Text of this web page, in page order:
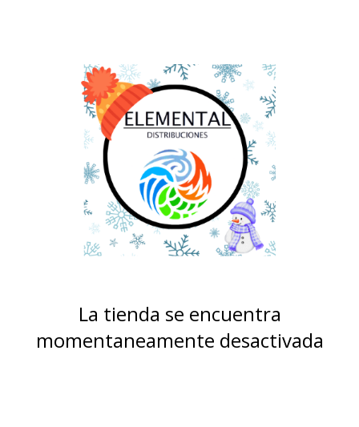
La tienda se encuentra
momentaneamente desactivada